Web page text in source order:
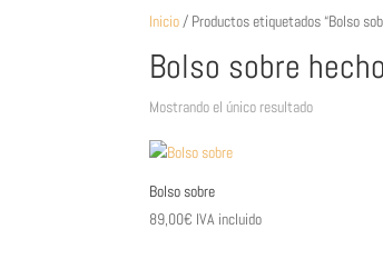
Inicio/ Productos etiquetados “Bolso
Bolso sobre
Mostrando el único resultado
Bolso sobre
89,00€ IVA incluido